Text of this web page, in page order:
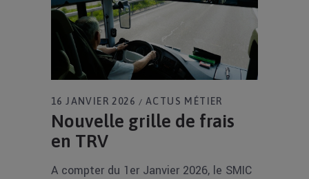
16 JANVIER 2026 ACTUS MÉTIER
Nouvelle grille de frais
en TRV
A compter du 1er Janvier 2026, le SMIC